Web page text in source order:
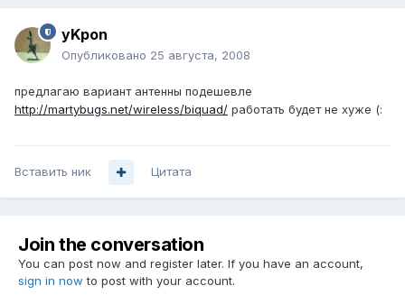
yKpon
Опубликовано 25 августа, 2008
предлагаю вариант антенны подешевле
http://martybugs.net/wireless/biquad/ работать будет не хуже (:
Вставить ник Цитата
Join the conversation
You can post now and register later. If you have an account,
sign in now to post with your account.